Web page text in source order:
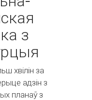
з
хвілін за
адзін з
планаў з